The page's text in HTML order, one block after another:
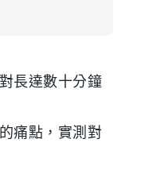
長達數十分鐘
痛點，實測對